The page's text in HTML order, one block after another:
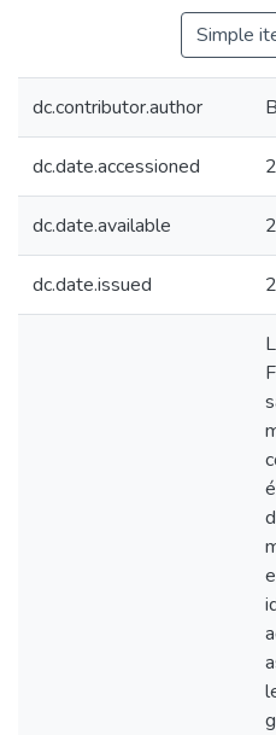
Simple
dc.contributor.author
dc.date.accessioned
dc.date.available
dc.date.issued